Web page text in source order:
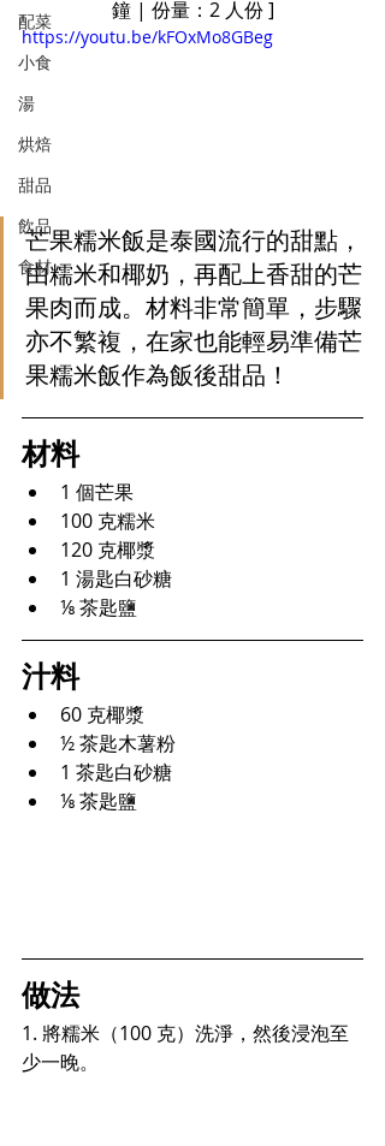
配菜
小食
湯
烘焙
甜品
飲品
食材
鐘 | 份量：2 人份 ]
https://youtu.be/kFOxMo8GBeg
芒果糯米飯是泰國流行的甜點，
由糯米和椰奶，再配上香甜的芒
果肉而成。材料非常簡單，步驟
亦不繁複，在家也能輕易準備芒
果糯米飯作為飯後甜品！
材料
1 個芒果
100 克糯米
120 克椰漿
1 湯匙白砂糖
⅛ 茶匙鹽
汁料
60 克椰漿
½ 茶匙木薯粉
1 茶匙白砂糖
⅛ 茶匙鹽
做法
1. 將糯米（100 克）洗淨，然後浸泡至
少一晚。